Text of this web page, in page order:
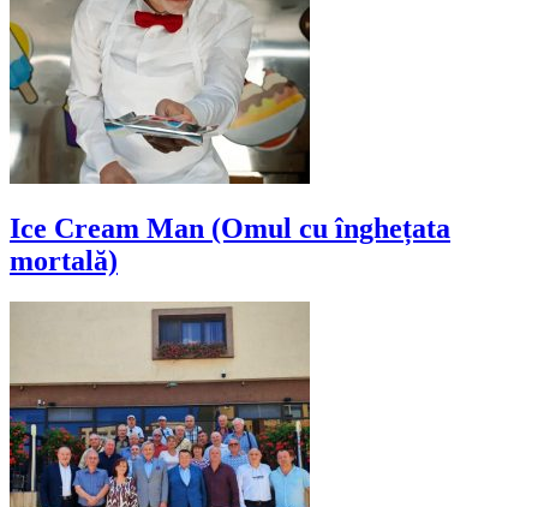
Ice Cream Man (Omul cu înghețata
mortală)